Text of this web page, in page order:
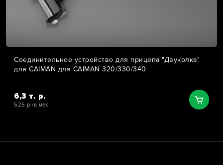
Соединительное устройство для прицепа "Двуколка"
для CAIMAN для CAIMAN 320/330/340
6,3 т. р.
525 р./в мес